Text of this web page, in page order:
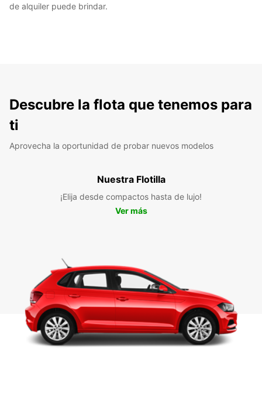
de alquiler puede brindar.
Descubre la flota que tenemos para
ti
Aprovecha la oportunidad de probar nuevos modelos
Nuestra Flotilla
¡Elija desde compactos hasta de lujo!
Ver más